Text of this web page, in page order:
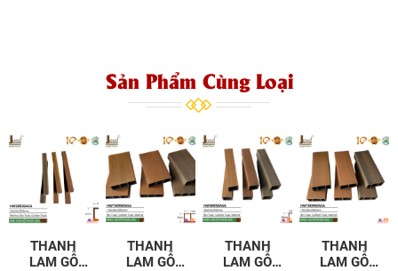
Sản Phẩm Cùng Loại
THANH
LAM GỖ
THANH
LAM GỖ
THANH
LAM GỖ
THANH
LAM GỖ